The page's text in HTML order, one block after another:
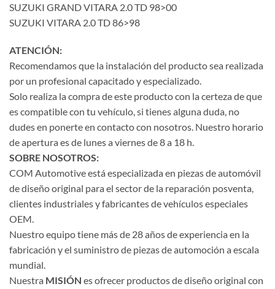
SUZUKI GRAND VITARA 2.0 TD 98>00
SUZUKI VITARA 2.0 TD 86>98
ATENCIÓN:
Recomendamos que la instalación del producto sea realizada
por un profesional capacitado y especializado.
Solo realiza la compra de este producto con la certeza de que
es compatible con tu vehículo, si tienes alguna duda, no
dudes en ponerte en contacto con nosotros. Nuestro horario
de apertura es de lunes a viernes de 8 a 18 h.
SOBRE NOSOTROS:
COM Automotive está especializada en piezas de automóvil
de diseño original para el sector de la reparación posventa,
clientes industriales y fabricantes de vehículos especiales
OEM.
Nuestro equipo tiene más de 28 años de experiencia en la
fabricación y el suministro de piezas de automoción a escala
mundial.
Nuestra MISIÓN es ofrecer productos de diseño original con